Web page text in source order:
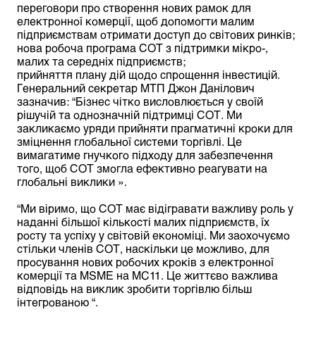
переговори про створення нових рамок для
електронної комерції, щоб допомогти малим
підприємствам отримати доступ до світових ринків;
нова робоча програма СОТ з підтримки мікро-,
малих та середніх підприємств;
прийняття плану дій щодо спрощення інвестицій.
Генеральний секретар МТП Джон Данілович
зазначив: “Бізнес чітко висловлюється у своїй
рішучій та однозначній підтримці СОТ. Ми
закликаємо уряди прийняти прагматичні кроки для
зміцнення глобальної системи торгівлі. Це
вимагатиме гнучкого підходу для забезпечення
того, щоб СОТ змогла ефективно реагувати на
глобальні виклики ».
“Ми віримо, що СОТ має відігравати важливу роль у
наданні більшої кількості малих підприємств, їх
росту та успіху у світовій економіці. Ми заохочуємо
стільки членів СОТ, наскільки це можливо, для
просування нових робочих кроків з електронної
комерції та MSME на MC11. Це життєво важлива
відповідь на виклик зробити торгівлю більш
інтегрованою “.